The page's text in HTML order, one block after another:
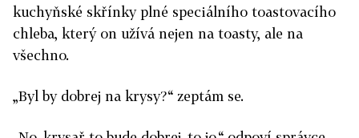
kuchyňské skřínky plné speciálního toastovacího
chleba, který on užívá nejen na toasty, ale na
všechno.
„Byl by dobrej na krysy?“ zeptám se.